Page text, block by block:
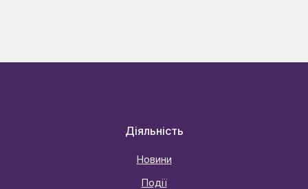
Діяльність
Новини
Події